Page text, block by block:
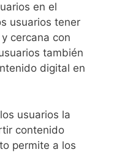
internacionales,
online fuera
Ãºtil para
Descubre sus
y aspectos
de pago
decasinos con
en el
usuarios tener
cercana con
también
digital en
usuarios la
contenido
permite a los